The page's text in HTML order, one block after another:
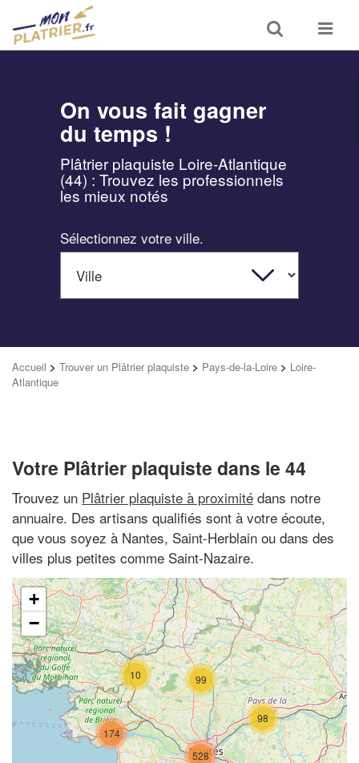
Toggle
search
Toggle
On vous fait gagner
du temps !
Plâtrier plaquiste Loire-Atlantique
(44) : Trouvez les professionnels
les mieux notés
Sélectionnez votre ville.
Accueil > Trouver un Plâtrier plaquiste > Pays-de-la-Loire > Loire-
Atlantique
Votre Plâtrier plaquiste dans le 44
Trouvez un Plâtrier plaquiste à proximité dans notre
annuaire. Des artisans qualifiés sont à votre écoute,
que vous soyez à Nantes, Saint-Herblain ou dans des
villes plus petites comme Saint-Nazaire.
99
98
10
528
174
+
−